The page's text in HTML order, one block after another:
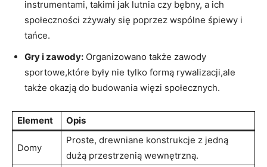
instrumentami, takimi jak lutnia czy bębny, a ich
społeczności zżywały się poprzez wspólne śpiewy i
tańce.
Gry i zawody: Organizowano także zawody
sportowe,które były nie tylko formą rywalizacji,ale
także okazją do budowania więzi społecznych.
Element Opis
Domy
Proste, drewniane konstrukcje z jedną
dużą przestrzenią wewnętrzną.